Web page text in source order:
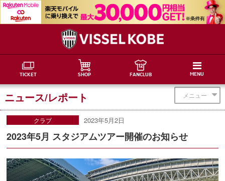
TICKET SHOP FANCLUB MENU
メニュー
ニュース/レポート
クラブ 2023年5月2日
2023年5月 スタジアムツアー開催のお知らせ